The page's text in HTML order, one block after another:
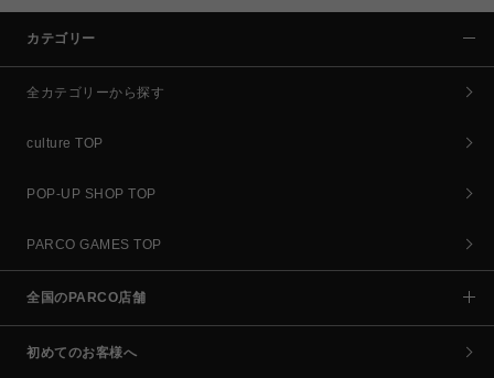
カテゴリー
全カテゴリーから探す
culture TOP
POP-UP SHOP TOP
PARCO GAMES TOP
全国のPARCO店舗
初めてのお客様へ